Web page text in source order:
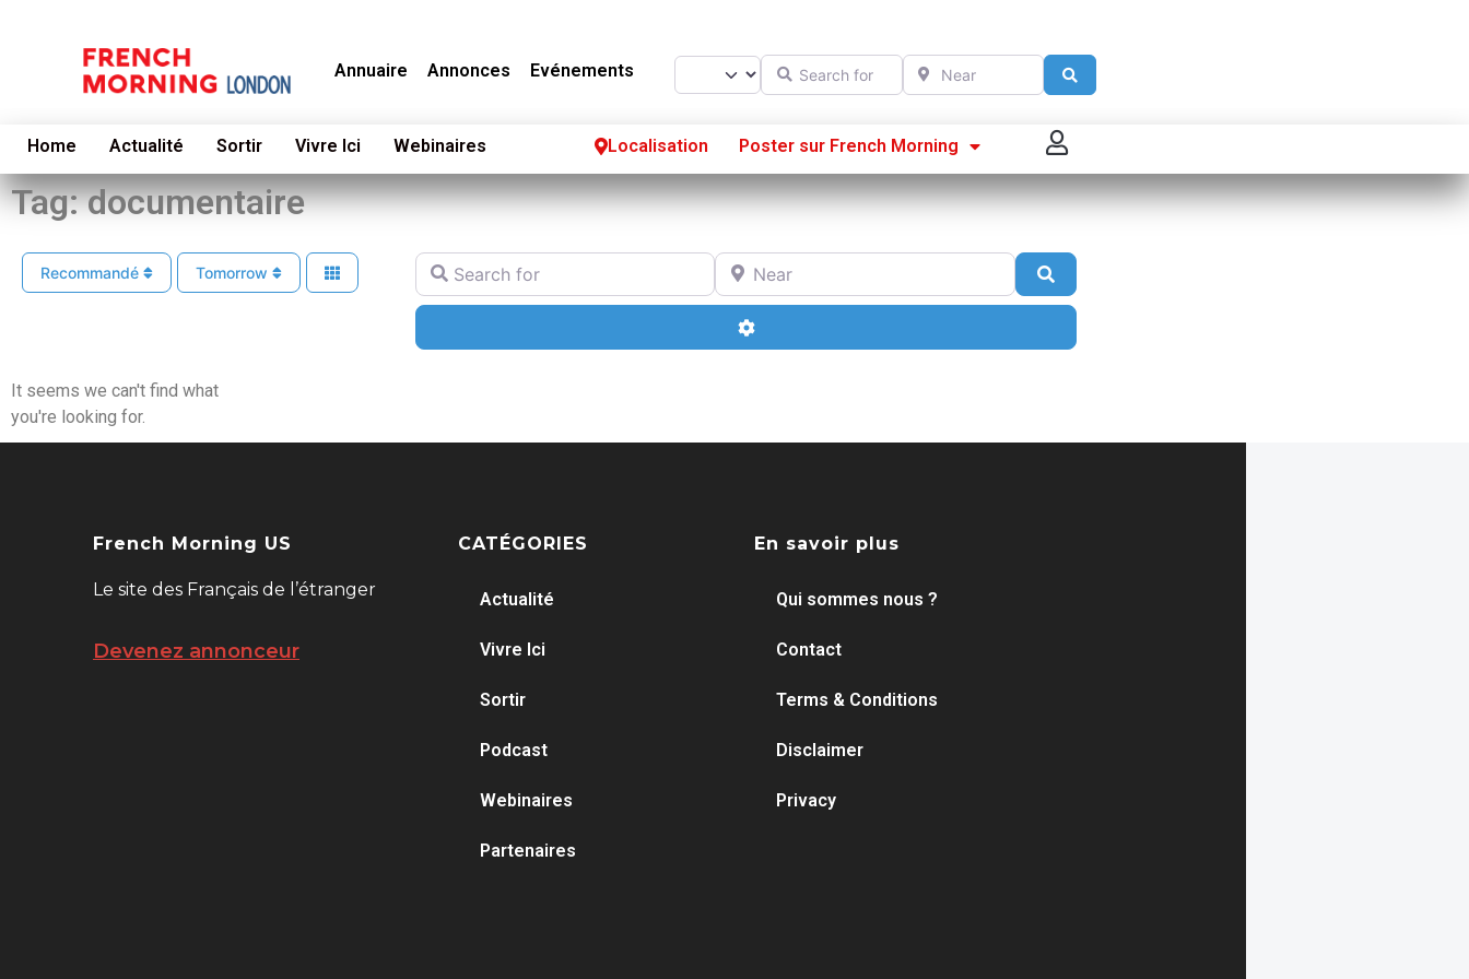
Annuaire Annonces Evénements Select search type
Search for Near
Home Actualité Sortir Vivre Ici Webinaires Localisation Poster sur French Morning
Se connecter
Poster sur French Morning
Tag: documentaire
Recommandé Tomorrow
Search for Near
Search
Advanced Filters
It seems we can't find what
you're looking for.
French Morning US
Le site des Français de l’étranger
Devenez annonceur
CATÉGORIES
Actualité
Vivre Ici
Sortir
Podcast
Webinaires
Partenaires
En savoir plus
Qui sommes nous ?
Contact
Terms & Conditions
Disclaimer
Privacy